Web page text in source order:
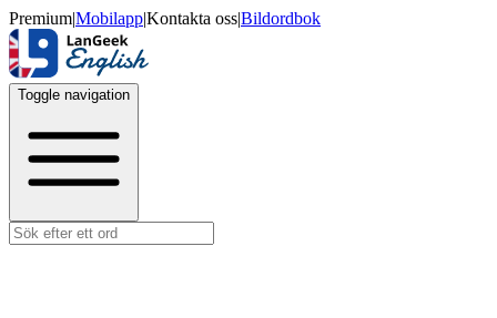
Premium|Mobilapp|Kontakta oss|Bildordbok
Toggle navigation